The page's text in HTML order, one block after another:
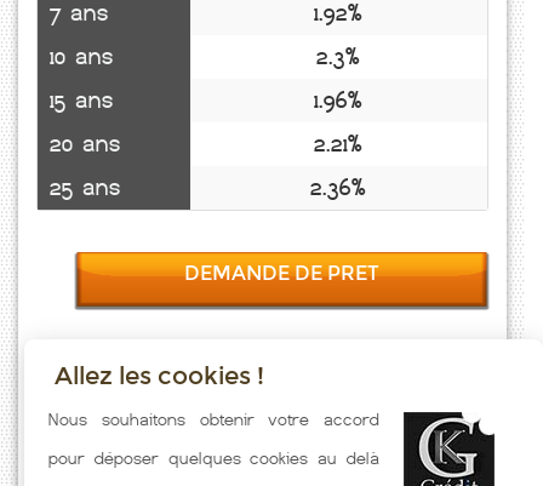
7 ans
1.92%
10 ans
2.3%
15 ans
1.96%
20 ans
2.21%
25 ans
2.36%
DEMANDE DE PRET
Taux emprunt actualisés (Bouret Sur Canche) toutes les semaines.
Taux Immobilier pratiqués par nos partenaires bancaires. Meilleur
Taux hors assurance. Taux crédit immobilier indicatif fonction des
Allez les cookies !
Nous souhaitons obtenir votre accord
pour déposer quelques cookies au delà